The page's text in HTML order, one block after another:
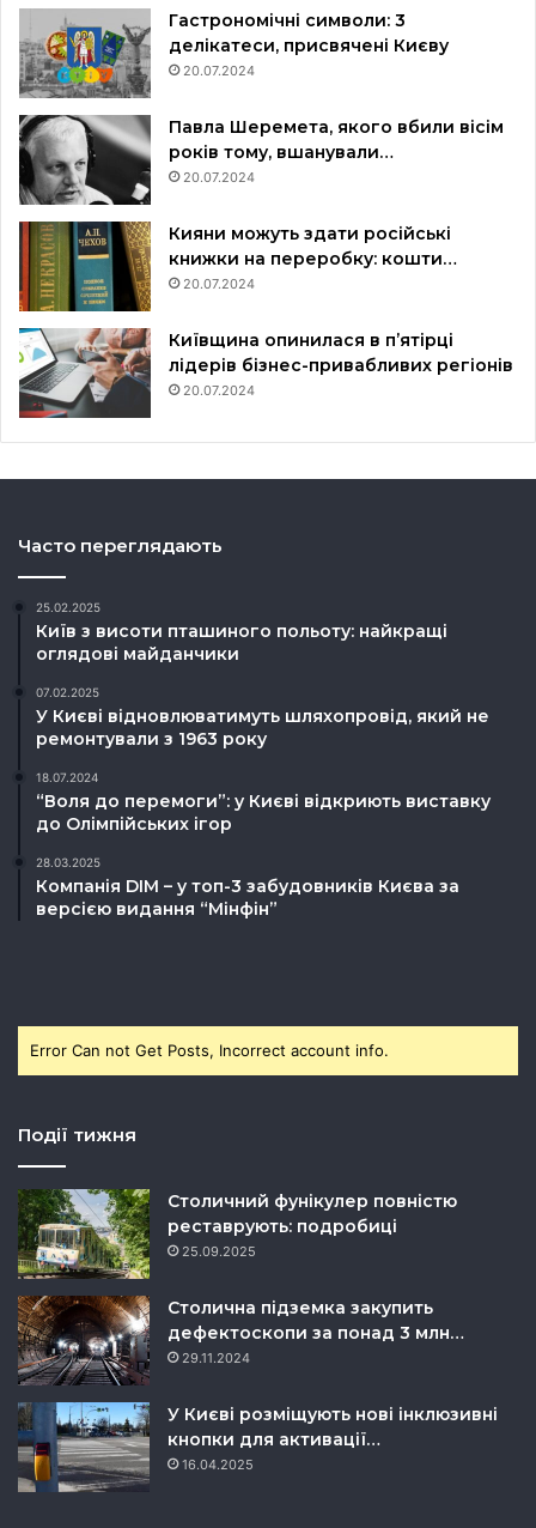
Гастрономічні символи: 3
делікатеси, присвячені Києву
20.07.2024
Павла Шеремета, якого вбили вісім
років тому, вшанували…
20.07.2024
Кияни можуть здати російські
книжки на переробку: кошти…
20.07.2024
Київщина опинилася в пʼятірці
лідерів бізнес-привабливих регіонів
20.07.2024
Часто переглядають
25.02.2025
Київ з висоти пташиного польоту: найкращі
оглядові майданчики
07.02.2025
У Києві відновлюватимуть шляхопровід, який не
ремонтували з 1963 року
18.07.2024
“Воля до перемоги”: у Києві відкриють виставку
до Олімпійських ігор
28.03.2025
Компанія DIM – у топ-3 забудовників Києва за
версією видання “Мінфін”
Error Can not Get Posts, Incorrect account info.
Події тижня
Столичний фунікулер повністю
реставрують: подробиці
25.09.2025
Столична підземка закупить
дефектоскопи за понад 3 млн…
29.11.2024
У Києві розміщують нові інклюзивні
кнопки для активації…
16.04.2025